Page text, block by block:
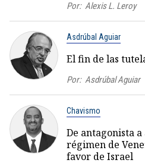
Por: Alexis L. Leroy
Asdrúbal Aguiar
El fin de las
Por: Asdrúbal Aguiar
Chavismo
De antagonista
régimen de
favor de Israel